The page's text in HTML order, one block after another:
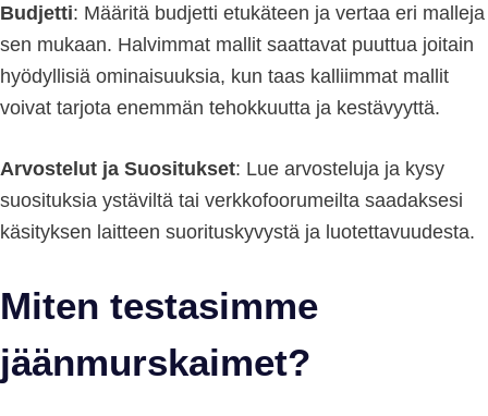
Budjetti: Määritä budjetti etukäteen ja vertaa eri malleja
sen mukaan. Halvimmat mallit saattavat puuttua joitain
hyödyllisiä ominaisuuksia, kun taas kalliimmat mallit
voivat tarjota enemmän tehokkuutta ja kestävyyttä.
Arvostelut ja Suositukset: Lue arvosteluja ja kysy
suosituksia ystäviltä tai verkkofoorumeilta saadaksesi
käsityksen laitteen suorituskyvystä ja luotettavuudesta.
Miten testasimme
jäänmurskaimet?